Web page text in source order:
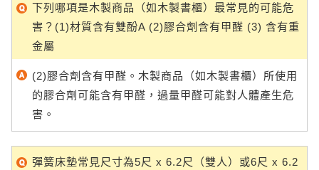
下列哪項是木製商品（如木製書櫃）最常見的可能危
害？(1)材質含有雙酚A (2)膠合劑含有甲醛 (3) 含有重
金屬
(2)膠合劑含有甲醛。木製商品（如木製書櫃）所使用
的膠合劑可能含有甲醛，過量甲醛可能對人體產生危
害。
彈簧床墊常見尺寸為5尺 x 6.2尺（雙人）或6尺 x 6.2